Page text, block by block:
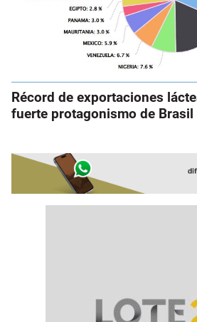
Récord de exportaciones
fuerte protagonismo de Brasil